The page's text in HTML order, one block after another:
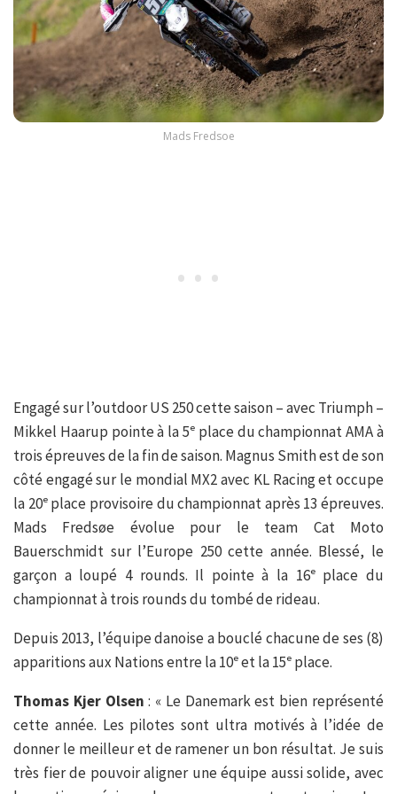
Mads Fredsoe
Engagé sur l’outdoor US 250 cette saison – avec Triumph –
Mikkel Haarup pointe à la 5ᵉ place du championnat AMA à
trois épreuves de la fin de saison. Magnus Smith est de son
côté engagé sur le mondial MX2 avec KL Racing et occupe
la 20ᵉ place provisoire du championnat après 13 épreuves.
Mads Fredsøe évolue pour le team Cat Moto
Bauerschmidt sur l’Europe 250 cette année. Blessé, le
garçon a loupé 4 rounds. Il pointe à la 16ᵉ place du
championnat à trois rounds du tombé de rideau.
Depuis 2013, l’équipe danoise a bouclé chacune de ses (8)
apparitions aux Nations entre la 10ᵉ et la 15ᵉ place.
Thomas Kjer Olsen : « Le Danemark est bien représenté
cette année. Les pilotes sont ultra motivés à l’idée de
donner le meilleur et de ramener un bon résultat. Je suis
très fier de pouvoir aligner une équipe aussi solide, avec